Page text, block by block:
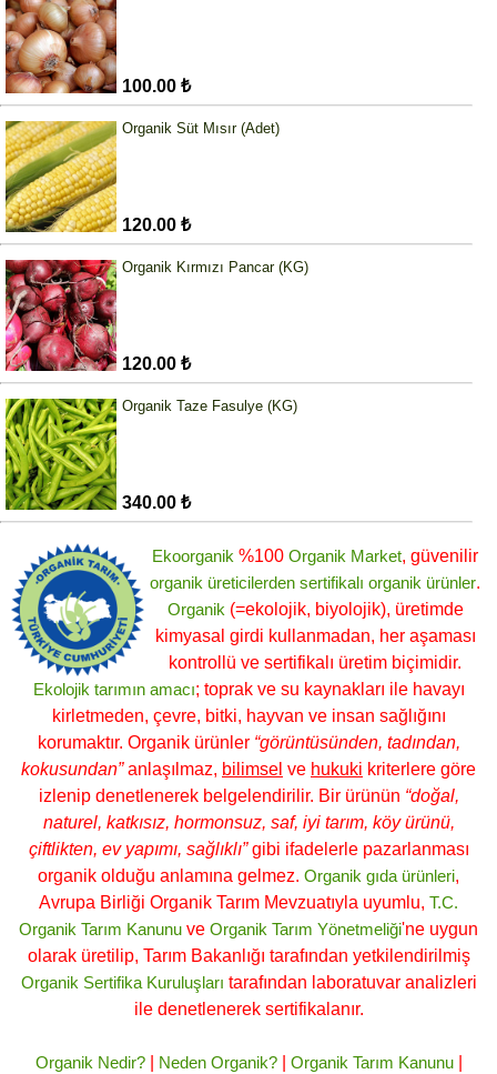
100.00 ₺
Organik Süt Mısır (Adet)
120.00 ₺
Organik Kırmızı Pancar (KG)
120.00 ₺
Organik Taze Fasulye (KG)
340.00 ₺
Ekoorganik %100 Organik Market, güvenilir
organik üreticilerden sertifikalı organik ürünler.
Organik (=ekolojik, biyolojik), üretimde
kimyasal girdi kullanmadan, her aşaması
kontrollü ve sertifikalı üretim biçimidir.
Ekolojik tarımın amacı; toprak ve su kaynakları ile havayı
kirletmeden, çevre, bitki, hayvan ve insan sağlığını
korumaktır. Organik ürünler “görüntüsünden, tadından,
kokusundan”anlaşılmaz, bilimsel ve hukuki kriterlere göre
izlenip denetlenerek belgelendirilir. Bir ürünün “doğal,
naturel, katkısız, hormonsuz, saf, iyi tarım, köy ürünü,
çiftlikten, ev yapımı, sağlıklı”gibi ifadelerle pazarlanması
organik olduğu anlamına gelmez. Organik gıda ürünleri,
Avrupa Birliği Organik Tarım Mevzuatıyla uyumlu, T.C.
Organik Tarım Kanunu ve Organik Tarım Yönetmeliği'ne uygun
olarak üretilip, Tarım Bakanlığı tarafından yetkilendirilmiş
Organik Sertifika Kuruluşları tarafından laboratuvar analizleri
ile denetlenerek sertifikalanır.
Organik Nedir?| Neden Organik?| Organik Tarım Kanunu|